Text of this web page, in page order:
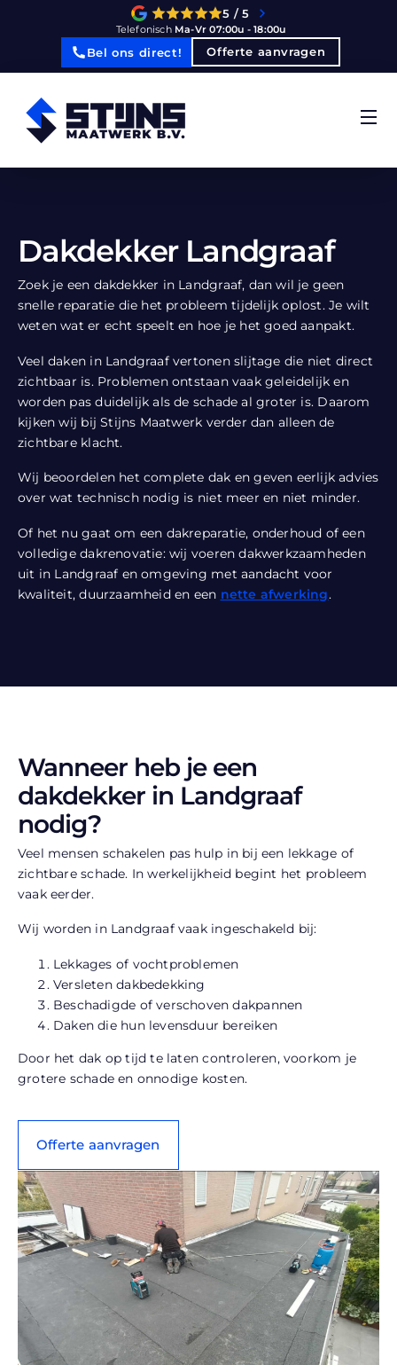
5 / 5
Telefonisch Ma-Vr 07:00u - 18:00u
Bel ons direct! Offerte aanvragen
Dakdekker Landgraaf
Zoek je een dakdekker in Landgraaf, dan wil je geen
snelle reparatie die het probleem tijdelijk oplost. Je wilt
weten wat er echt speelt en hoe je het goed aanpakt.
Veel daken in Landgraaf vertonen slijtage die niet direct
zichtbaar is. Problemen ontstaan vaak geleidelijk en
worden pas duidelijk als de schade al groter is. Daarom
kijken wij bij Stijns Maatwerk verder dan alleen de
zichtbare klacht.
Wij beoordelen het complete dak en geven eerlijk advies
over wat technisch nodig is niet meer en niet minder.
Of het nu gaat om een dakreparatie, onderhoud of een
volledige dakrenovatie: wij voeren dakwerkzaamheden
uit in Landgraaf en omgeving met aandacht voor
kwaliteit, duurzaamheid en een nette afwerking.
Wanneer heb je een
dakdekker in Landgraaf
nodig?
Veel mensen schakelen pas hulp in bij een lekkage of
zichtbare schade. In werkelijkheid begint het probleem
vaak eerder.
Wij worden in Landgraaf vaak ingeschakeld bij:
Lekkages of vochtproblemen
Versleten dakbedekking
Beschadigde of verschoven dakpannen
Daken die hun levensduur bereiken
Door het dak op tijd te laten controleren, voorkom je
grotere schade en onnodige kosten.
Offerte aanvragen